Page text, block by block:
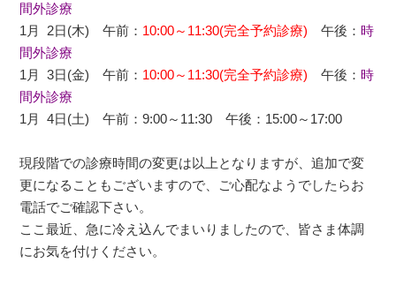
間外診療
1月 2日(木) 午前： 10:00～11:30(完全予約診療)午後：時
間外診療
1月 3日(金) 午前： 10:00～11:30(完全予約診療)午後：時
間外診療
1月 4日(土) 午前：9:00～11:30 午後： 15:00～17:00
現段階での診療時間の変更は以上となりますが、追加で変
更になることもございますので、ご心配なようでしたらお
電話でご確認下さい。
ここ最近、急に冷え込んでまいりましたので、皆さま体調
にお気を付けください。